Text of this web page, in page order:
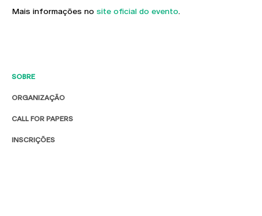
SOBRE
ORGANIZAÇÃO
CALL FOR PAPERS
INSCRIÇÕES
Mais informações no site oficial do evento.